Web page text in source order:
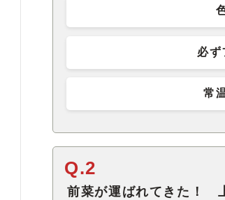
必ず
常
Q.2
前菜が運ばれてきた！